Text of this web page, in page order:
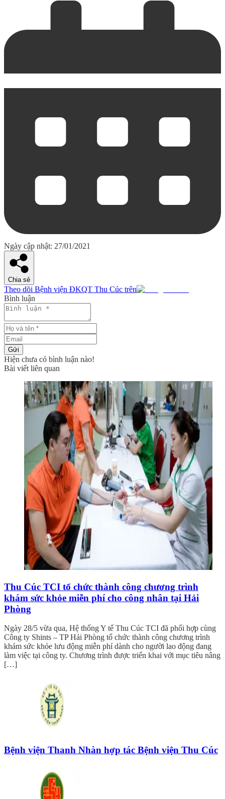
Ngày cập nhật: 27/01/2021
Chia sẻ
Theo dõi Bệnh viện ĐKQT Thu Cúc trên
Bình luận
Gửi
Hiện chưa có bình luận nào!
Bài viết liên quan
Thu Cúc TCI tổ chức thành công chương trình
khám sức khỏe miễn phí cho công nhân tại Hải
Phòng
Ngày 28/5 vừa qua, Hệ thống Y tế Thu Cúc TCI đã phối hợp cùng
Công ty Shints – TP Hải Phòng tổ chức thành công chương trình
khám sức khỏe lưu động miễn phí dành cho người lao động đang
làm việc tại công ty. Chương trình được triển khai với mục tiêu nâng
[…]
Bệnh viện Thanh Nhàn hợp tác Bệnh viện Thu Cúc